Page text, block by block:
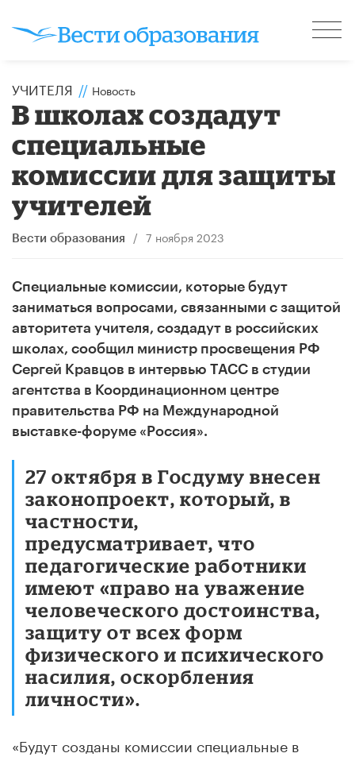
УЧИТЕЛЯ // Новость
В школах создадут
специальные
комиссии для защиты
учителей
Вести образования / 7 ноября 2023
Специальные комиссии, которые будут
заниматься вопросами, связанными с защитой
авторитета учителя, создадут в российских
школах, сообщил министр просвещения РФ
Сергей Кравцов в интервью ТАСС в студии
агентства в Координационном центре
правительства РФ на Международной
выставке-форуме «Россия».
27 октября в Госдуму внесен
законопроект, который, в
частности,
предусматривает, что
педагогические работники
имеют «право на уважение
человеческого достоинства,
защиту от всех форм
физического и психического
насилия, оскорбления
личности».
«Будут созданы комиссии специальные в